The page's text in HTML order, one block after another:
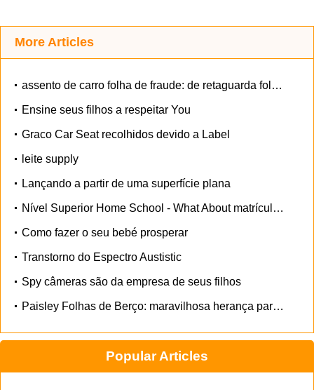
More Articles
assento de carro folha de fraude: de retaguarda folha de fraude assento de carro seats
Ensine seus filhos a respeitar You
Graco Car Seat recolhidos devido a Label
leite supply
Lançando a partir de uma superfície plana
Nível Superior Home School - What About matrícula dupla
Como fazer o seu bebé prosperar
Transtorno do Espectro Austistic
Spy câmeras são da empresa de seus filhos
Paisley Folhas de Berço: maravilhosa herança para seu tornozelo-biter
Popular Articles